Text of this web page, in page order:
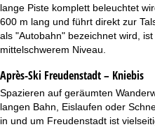
lange Piste komplett beleuchtet
600 m lang und führt direkt zur
als "Autobahn" bezeichnet wird,
mittelschwerem Niveau.
Après-Ski Freudenstadt – Kniebis
Spazieren auf geräumten
langen Bahn, Eislaufen oder
in und um Freudenstadt ist